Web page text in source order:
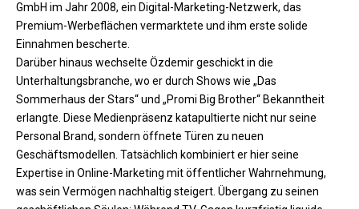
GmbH im Jahr 2008, ein Digital-Marketing-Netzwerk, das
Premium-Werbeflächen vermarktete und ihm erste solide
Einnahmen bescherte.
Darüber hinaus wechselte Özdemir geschickt in die
Unterhaltungsbranche, wo er durch Shows wie „Das
Sommerhaus der Stars“ und „Promi Big Brother“ Bekanntheit
erlangte. Diese Medienpräsenz katapultierte nicht nur seine
Personal Brand, sondern öffnete Türen zu neuen
Geschäftsmodellen. Tatsächlich kombiniert er hier seine
Expertise in Online-Marketing mit öffentlicher Wahrnehmung,
was sein Vermögen nachhaltig steigert. Übergang zu seinen